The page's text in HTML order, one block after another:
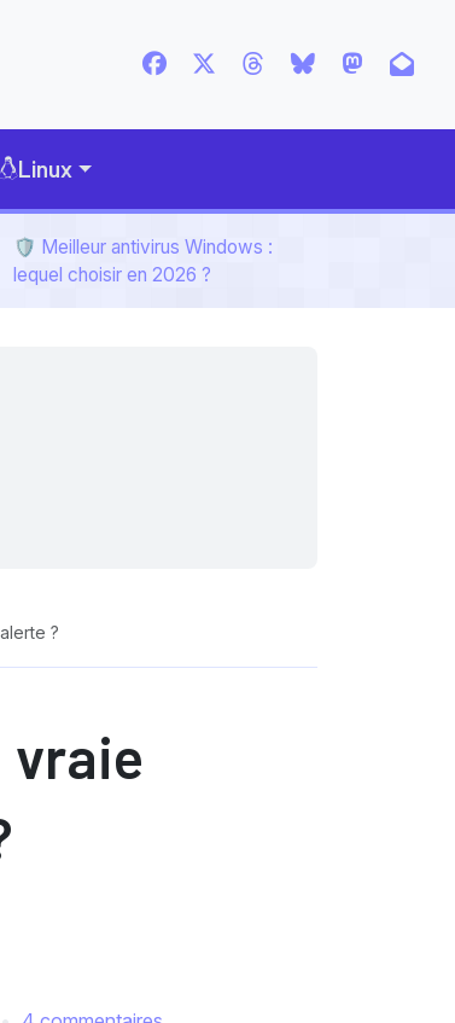
Linux
🛡️ Meilleur antivirus Windows :
lequel choisir en 2026 ?
?
vraie